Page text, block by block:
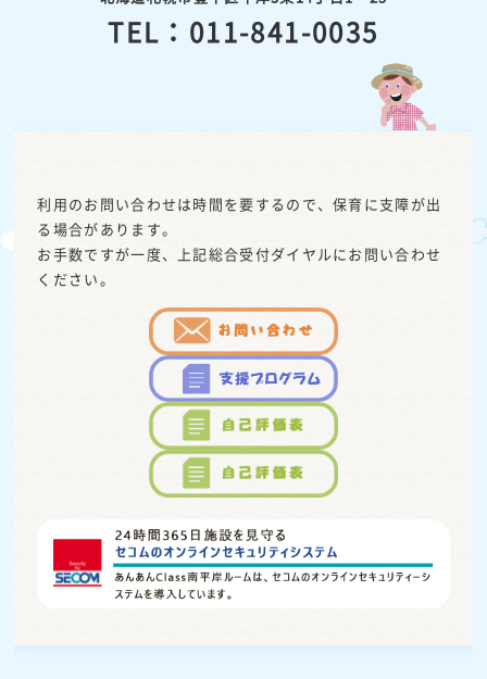
TEL：011-841-0035
利用のお問い合わせは時間を要するので、保育に支障が出
る場合があります。
お手数ですが一度、上記総合受付ダイヤルにお問い合わせ
ください。